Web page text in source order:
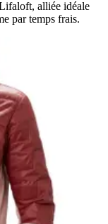
alliée idéale
par temps frais.